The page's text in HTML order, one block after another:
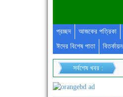
প্রচ্ছদ আজকের পত্রিকা
ঈদের বিশেষ পাতা
বিতর্কায়ন
সর্বশেষ খবর :